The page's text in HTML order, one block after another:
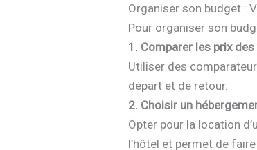
Organiser son budget :
Pour organiser son
1. Comparer les prix
Utiliser des
départ et de retour.
2. Choisir un
Opter pour la location
l’hôtel et permet de